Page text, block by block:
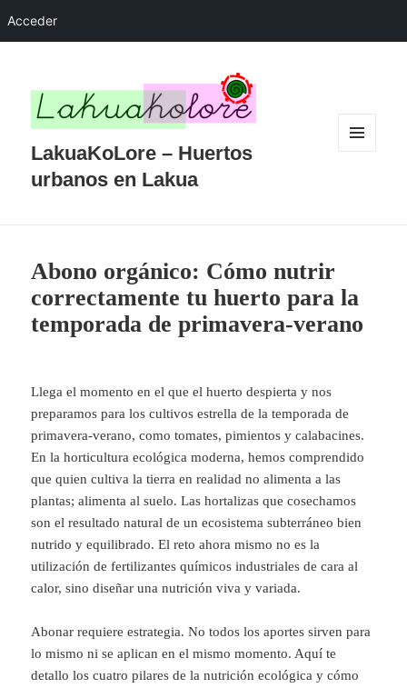
Acceder
LakuaKoLore – Huertos
urbanos en Lakua
Abono orgánico: Cómo nutrir
correctamente tu huerto para la
temporada de primavera-verano
Llega el momento en el que el huerto despierta y nos
preparamos para los cultivos estrella de la temporada de
primavera-verano, como tomates, pimientos y calabacines.
En la horticultura ecológica moderna, hemos comprendido
que quien cultiva la tierra en realidad no alimenta a las
plantas; alimenta al suelo. Las hortalizas que cosechamos
son el resultado natural de un ecosistema subterráneo bien
nutrido y equilibrado. El reto ahora mismo no es la
utilización de fertilizantes químicos industriales de cara al
calor, sino diseñar una nutrición viva y variada.
Abonar requiere estrategia. No todos los aportes sirven para
lo mismo ni se aplican en el mismo momento. Aquí te
detallo los cuatro pilares de la nutrición ecológica y cómo